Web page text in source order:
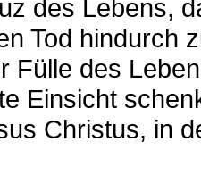
des Lebens,
Tod hindurch
Fülle des
Einsicht
Christus, in